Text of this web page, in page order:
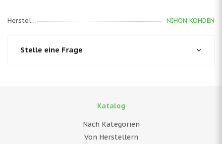
Hersteller NIHON KOHDEN
Stelle eine Frage
Katalog
Nach Kategorien
Von Herstellern